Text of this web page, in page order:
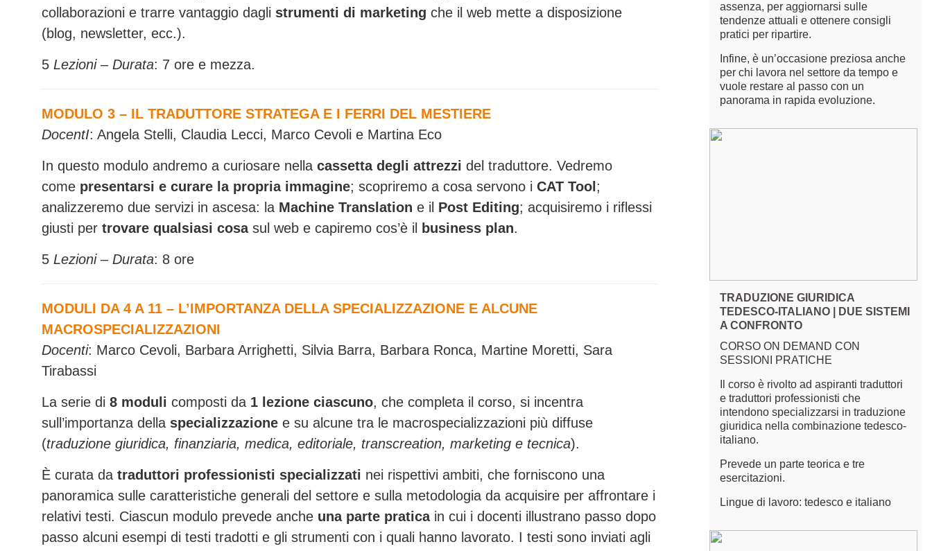
collaborazioni e trarre vantaggio dagli strumenti di marketing che il web mette a disposizione
(blog, newsletter, ecc.).
5 Lezioni – Durata: 7 ore e mezza.
MODULO 3 – IL TRADUTTORE STRATEGA E I FERRI DEL MESTIERE
DocentI: Angela Stelli, Claudia Lecci, Marco Cevoli e Martina Eco
In questo modulo andremo a curiosare nella cassetta degli attrezzi del traduttore. Vedremo
come presentarsi e curare la propria immagine; scopriremo a cosa servono i CAT Tool ;
analizzeremo due servizi in ascesa: la Machine Translation e il Post Editing; acquisiremo i riflessi
giusti per trovare qualsiasi cosa sul web e capiremo cos’è il business plan.
5 Lezioni – Durata: 8 ore
MODULI DA 4 A 11 – L’IMPORTANZA DELLA SPECIALIZZAZIONE E ALCUNE
MACROSPECIALIZZAZIONI
Docenti: Marco Cevoli, Barbara Arrighetti, Silvia Barra, Barbara Ronca, Martine Moretti, Sara
Tirabassi
La serie di 8 moduli composti da 1 lezione ciascuno, che completa il corso, si incentra
sull’importanza della specializzazione e su alcune tra le macrospecializzazioni più diffuse
(traduzione giuridica, finanziaria, medica, editoriale, transcreation, marketing e tecnica).
È curata da traduttori professionisti specializzati nei rispettivi ambiti, che forniscono una
panoramica sulle caratteristiche generali del settore e sulla metodologia da acquisire per affrontare i
relativi testi. Ciascun modulo prevede anche una parte praticain cui i docenti illustrano passo dopo
passo alcuni esempi di testi tradotti e gli strumenti con i quali hanno lavorato. I testi sono inviati agli
assenza, per aggiornarsi sulle
tendenze attuali e ottenere consigli
pratici per ripartire.
Infine, è un’occasione preziosa anche
per chi lavora nel settore da tempo e
vuole restare al passo con un
panorama in rapida evoluzione.
TRADUZIONE GIURIDICA
TEDESCO-ITALIANO | DUE SISTEMI
A CONFRONTO
CORSO ON DEMAND CON
SESSIONI PRATICHE
Il corso è rivolto ad aspiranti traduttori
e traduttori professionisti che
intendono specializzarsi in traduzione
giuridica nella combinazione tedesco-
italiano.
Prevede un parte teorica e tre
esercitazioni.
Lingue di lavoro: tedesco e italiano